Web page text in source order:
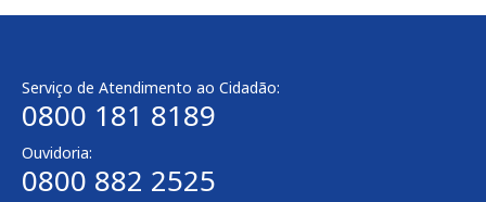
Serviço de Atendimento ao Cidadão:
0800 181 8189
Ouvidoria:
0800 882 2525